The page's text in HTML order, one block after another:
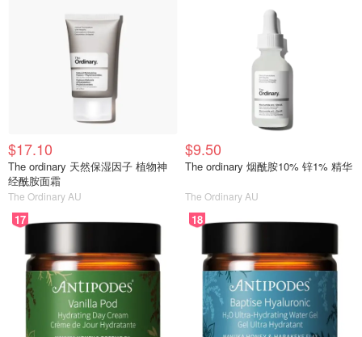
$17.10
The ordinary 天然保湿因子 植物神
经酰胺面霜
The Ordinary AU
$9.50
The ordinary 烟酰胺10% 锌1% 精华
The Ordinary AU
17 18